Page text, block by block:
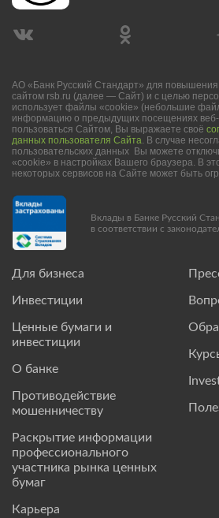
Для бизнеса
Инвестиции
Ценные бумаги и
инвестиции
О банке
Противодействие
мошенничеству
Раскрытие информации
профессионального
участника рынка ценных
бумаг
Карьера
АО «Банк Русский Стандарт» для повышения
сайтом rsb.ru (далее — Сайт) и с целью
использует файлы «cookie» (небольшие
информацию о предыдущих посещениях
пользоваться Сайтом, Вы выражаете своё
данных пользователя Сайта. В случае
пользовательских данных Вы можете
«cookie» в настройках Вашего браузера. В
некоторых сервисов на Сайте может быть
Вклады в Банке Русский
в соответствии с